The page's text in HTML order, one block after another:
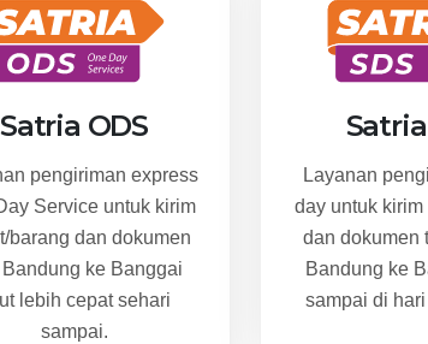
Satria ODS
pengiriman express
Service untuk kirim
barang dan dokumen
ke Banggai
lebih cepat sehari
sampai.
Layanan
day untuk
dan dokumen
Bandung ke
sampai di